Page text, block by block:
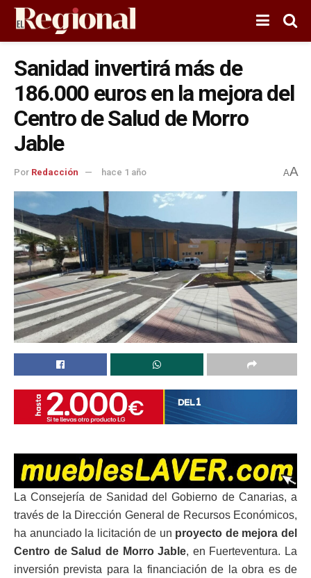
Sanidad invertirá más de
186.000 euros en la mejora del
Centro de Salud de Morro
Jable
Por Redacción hace 1 año AA
La Consejería de Sanidad del Gobierno de Canarias, a
través de la Dirección General de Recursos Económicos,
ha anunciado la licitación de un proyecto de mejora del
Centro de Salud de Morro Jable, en Fuerteventura. La
inversión prevista para la financiación de la obra es de